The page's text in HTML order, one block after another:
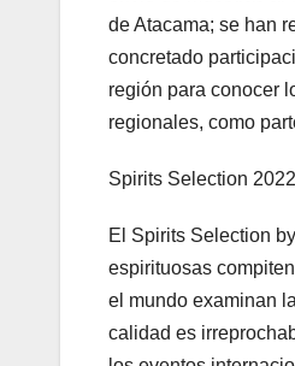
de Atacama; se han
concretado
región para conocer
regionales, como
Spirits Selection 2022
El Spirits Selection
espirituosas
el mundo examinan
calidad es